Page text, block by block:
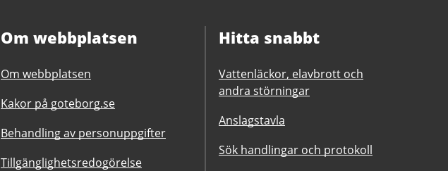
Om webbplatsen
Om webbplatsen
Kakor på goteborg.se
Behandling av personuppgifter
Tillgänglighetsredogörelse
Hitta snabbt
Vattenläckor, elavbrott och
andra störningar
Anslagstavla
Sök handlingar och protokoll